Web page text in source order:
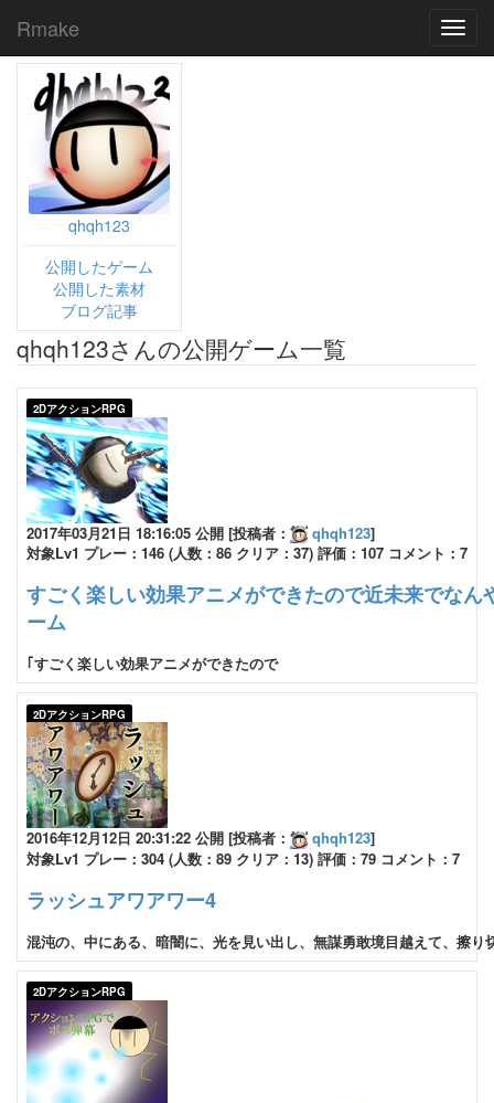
Rmake
qhqh123
公開したゲーム
公開した素材
ブログ記事
qhqh123さんの公開ゲーム一覧
2DアクションRPG
2017年03月21日 18:16:05 公開 [投稿者： qhqh123]
対象Lv1 プレー：146 (人数：86 クリア：37) 評価：107 コメント：7
すごく楽しい効果アニメができたので近未来でなん
ーム
｢すごく楽しい効果アニメができたので
2DアクションRPG
2016年12月12日 20:31:22 公開 [投稿者： qhqh123]
対象Lv1 プレー：304 (人数：89 クリア：13) 評価：79 コメント：7
ラッシュアワアワー4
混沌の、中にある、暗闇に、光を見い出し、無謀勇敢境目越えて、擦り
2DアクションRPG